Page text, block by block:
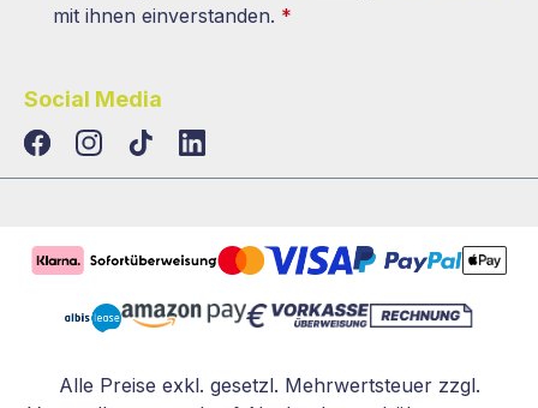
mit ihnen einverstanden. *
Social Media
TikTokLinkedIn
Alle Preise exkl. gesetzl. Mehrwertsteuer zzgl.